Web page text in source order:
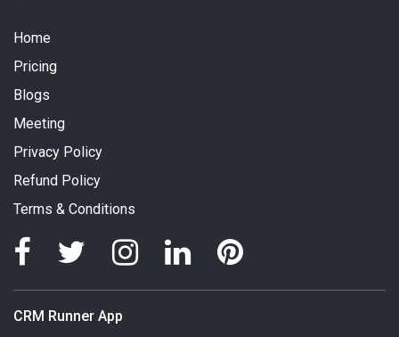
Home
Pricing
Blogs
Meeting
Privacy Policy
Refund Policy
Terms & Conditions
CRM Runner App